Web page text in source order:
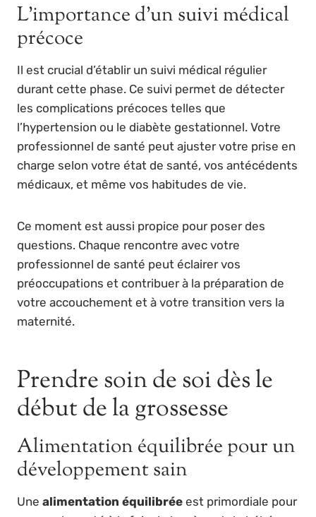
L’importance d’un suivi médical
précoce
Il est crucial d’établir un suivi médical régulier
durant cette phase. Ce suivi permet de détecter
les complications précoces telles que
l’hypertension ou le diabète gestationnel. Votre
professionnel de santé peut ajuster votre prise en
charge selon votre état de santé, vos antécédents
médicaux, et même vos habitudes de vie.
Ce moment est aussi propice pour poser des
questions. Chaque rencontre avec votre
professionnel de santé peut éclairer vos
préoccupations et contribuer à la préparation de
votre accouchement et à votre transition vers la
maternité.
Prendre soin de soi dès le
début de la grossesse
Alimentation équilibrée pour un
développement sain
Une alimentation équilibrée est primordiale pour